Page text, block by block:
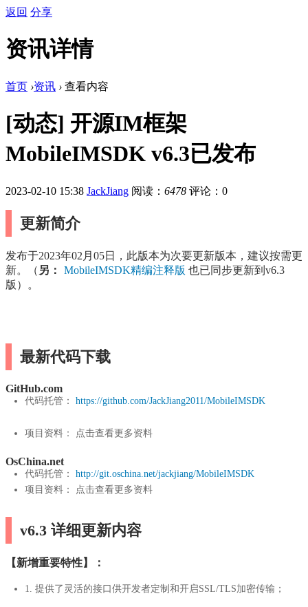
返回 分享
资讯详情
首页 ›资讯 › 查看内容
[动态] 开源IM框架
MobileIMSDK v6.3已发布
2023-02-10 15:38 JackJiang 阅读： 6478 评论：0
更新简介
发布于2023年02月05日
，此版本为次要更新版本，建议按需更
新。（ 另： MobileIMSDK精编注释版 也已同步更新到v6.3
版）。
最新代码下载
GitHub.com
代码托管： https://github.com/JackJiang2011/MobileIMSDK
项目资料： 点击查看更多资料
OsChina.net
代码托管： http://git.oschina.net/jackjiang/MobileIMSDK
项目资料： 点击查看更多资料
v6.3 详细更新内容
【新增重要特性】：
1. 提供了灵活的接口供开发者定制和开启SSL/TLS加密传输；